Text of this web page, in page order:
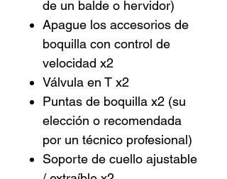
de un balde o hervidor)
Apague los accesorios de
boquilla con control de
velocidad x2
Válvula en T x2
Puntas de boquilla x2 (su
elección o recomendada
por un técnico profesional)
Soporte de cuello ajustable